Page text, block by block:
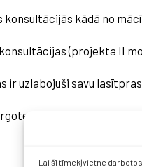
Lai šī tīmekļvietne
konsultācijās kādā no
(projekta II
ir uzlabojuši savu
Līdz mācību